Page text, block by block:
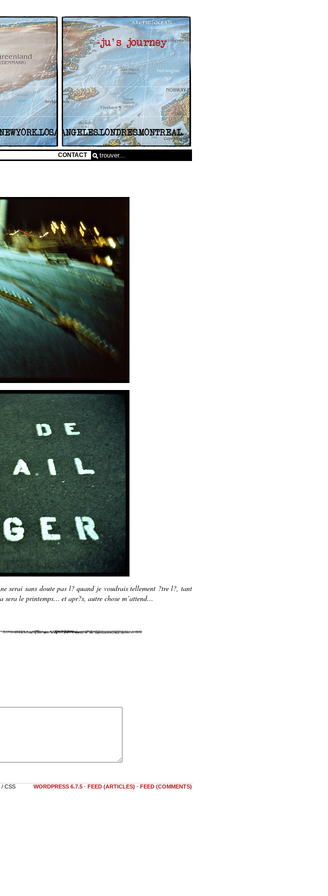
CONTACT
serai sans doute pas l? quand je voudrais tellement ?tre l?, tant
le printemps… et apr?s, autre chose m’attend…
/ CSS WORDPRESS 6.7.5 · FEED (ARTICLES) · FEED (COMMENTS)